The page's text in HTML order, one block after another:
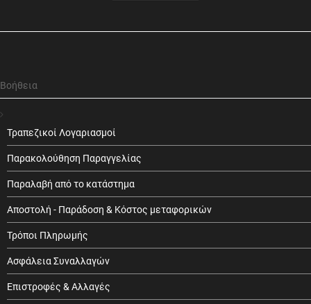
Βοήθεια
Τραπεζικοί Λογαριασμοί
Παρακολούθηση Παραγγελίας
Παραλαβή από το κατάστημα
Αποστολή - Παράδοση & Κόστος μεταφορικών
Τρόποι Πληρωμής
Ασφάλεια Συναλλαγών
Επιστροφές & Αλλαγές